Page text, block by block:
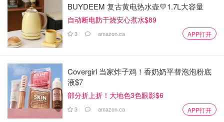
BUYDEEM 复古黄电热水壶💛1.7L大容量
自动断电防干烧安心煮水$89
3 amazon.ca APP打开
Covergirl 当家炸子鸡！香奶奶平替泡泡粉底
液$7
部分折上折！大地色3色眼影$6
3 amazon.ca APP打开